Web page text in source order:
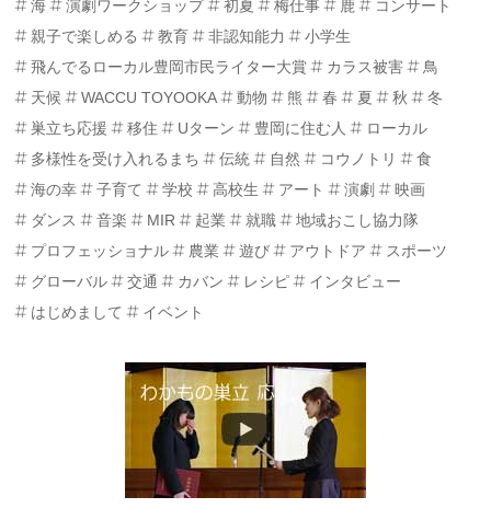
海 演劇ワークショップ 初夏 梅仕事 鹿
コンサート
親子で楽しめる
教育 非認知能力
小学生
飛んでるローカル豊岡市民ライター大賞
カラス被害
鳥
天候
WACCU TOYOOKA 動物 熊 春 夏 秋
冬
巣立ち応援
移住 Uターン 豊岡に住む人
ローカル
多様性を受け入れるまち
伝統 自然 コウノトリ
食
海の幸
子育て 学校 高校生 アート 演劇
映画
ダンス
音楽 MIR 起業 就職
地域おこし協力隊
プロフェッショナル
農業 遊び アウトドア
スポーツ
グローバル
交通 カバン レシピ
インタビュー
はじめまして
イベント